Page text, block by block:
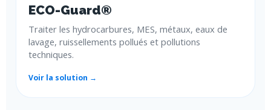
ECO-Guard®
Traiter les hydrocarbures, MES, métaux, eaux de
lavage, ruissellements pollués et pollutions
techniques.
Voir la solution →